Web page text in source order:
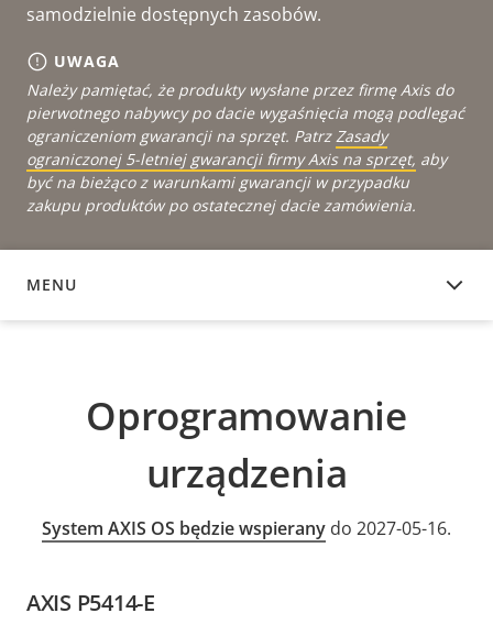
samodzielnie dostępnych zasobów.
UWAGA
Należy pamiętać, że produkty wysłane przez firmę Axis do
pierwotnego nabywcy po dacie wygaśnięcia mogą podlegać
ograniczeniom gwarancji na sprzęt. Patrz Zasady
ograniczonej 5-letniej gwarancji firmy Axis na sprzęt, aby
być na bieżąco z warunkami gwarancji w przypadku
zakupu produktów po ostatecznej dacie zamówienia.
MENU
OPROGRAMOWANIE URZĄDZENIA
Oprogramowanie
urządzenia
System AXIS OS będzie wspierany do 2027-05-16.
AXIS P5414-E